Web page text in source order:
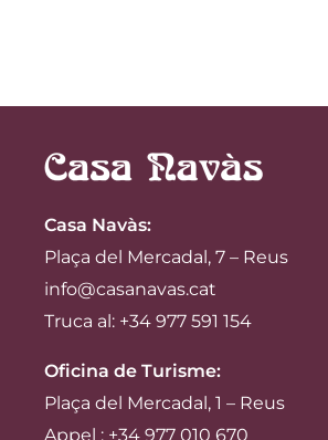
Casa Navàs:
Plaça del Mercadal, 7 – Reus
info@casanavas.cat
Truca al: +34 977 591 154
Oficina de Turisme:
Plaça del Mercadal, 1 – Reus
Appel : +34 977 010 670